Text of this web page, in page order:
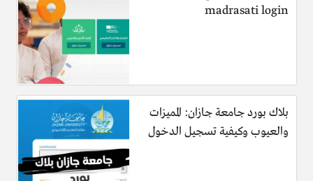
madrasati login
بلاك بورد جامعة جازان: المميزات
والعيوب وكيفية تسجيل الدخول